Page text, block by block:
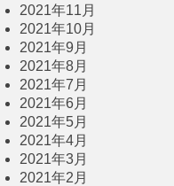
2021年11月
2021年10月
2021年9月
2021年8月
2021年7月
2021年6月
2021年5月
2021年4月
2021年3月
2021年2月